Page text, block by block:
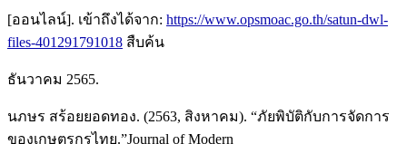
[ออนไลน์]. เข้าถึงได้จาก: https://www.opsmoac.go.th/satun-dwl-
files-401291791018 สืบค้น
ธันวาคม 2565.
นภษร สร้อยยอดทอง. (2563, สิงหาคม). “ภัยพิบัติกับการจัดการ
ของเกษตรกรไทย.”Journal of Modern